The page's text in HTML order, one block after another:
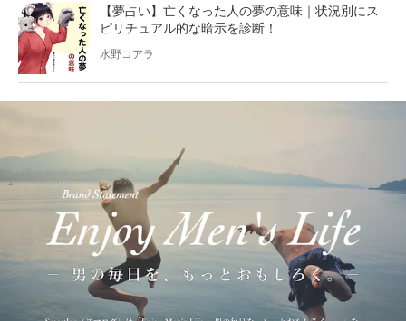
【夢占い】亡くなった人の夢の意味｜状況別にス
ピリチュアル的な暗示を診断！
水野コアラ